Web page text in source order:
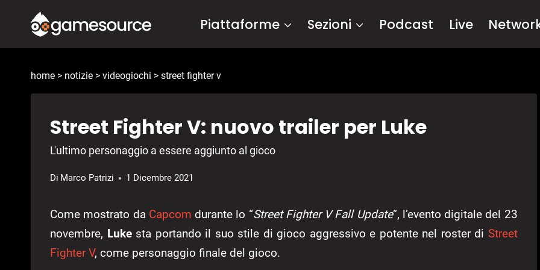
contenuto
Piattaforme Sezioni Podcast Live
home > notizie > videogiochi > street fighter v
Street Fighter V: nuovo trailer per Luke
L'ultimo personaggio a essere aggiunto al gioco
Di Marco Patrizi 1 Dicembre 2021
Come mostrato da Capcom durante lo “Street Fighter V Fall Update”, l’evento digitale del 23
novembre, Lukesta portando il suo stile di gioco aggressivo e potente nel roster di Street
Fighter V, come personaggio finale del gioco.